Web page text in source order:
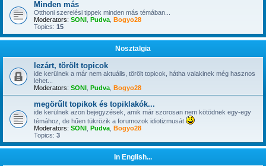
Minden más
Otthoni szerelési tippek minden más témában...
Moderators: SONI Pudva Bogyo28
Topics: 15
Nosztalgia
lezárt, törölt topicok
ide kerülnek a már nem aktuális, törölt topicok, hátha valakinek még hasznos
lehet...
Moderators: SONI Pudva Bogyo28
megörűlt topikok és topiklakók...
ide kerülnek azon bejegyzések, amik már szorosan nem kötödnek egy-egy
témához, de hűen tükrözik a forumozok idiotizmusát
Moderators: SONI Pudva Bogyo28
Topics: 3
In English...